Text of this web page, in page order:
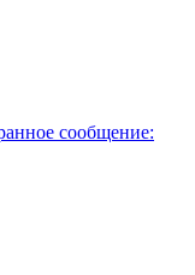
сообщение: